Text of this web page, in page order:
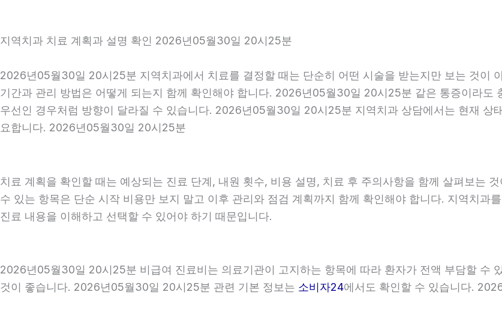
지역치과 치료 계획과 설명 확인 2026년05월30일 20시25분
2026년05월30일 20시25분 지역치과에서 치료를 결정할 때는 단순히 어떤 시술을 받는지만 보는 것이
기간과 관리 방법은 어떻게 되는지 함께 확인해야 합니다. 2026년05월30일 20시25분 같은 통증이라도
우선인 경우처럼 방향이 달라질 수 있습니다. 2026년05월30일 20시25분 지역치과 상담에서는 현재 상
요합니다. 2026년05월30일 20시25분
치료 계획을 확인할 때는 예상되는 진료 단계, 내원 횟수, 비용 설명, 치료 후 주의사항을 함께 살펴보는
수 있는 항목은 단순 시작 비용만 보지 말고 이후 관리와 점검 계획까지 함께 확인해야 합니다. 지역치과
진료 내용을 이해하고 선택할 수 있어야 하기 때문입니다.
2026년05월30일 20시25분 비급여 진료비는 의료기관이 고지하는 항목에 따라 환자가 전액 부담할 수
것이 좋습니다. 2026년05월30일 20시25분 관련 기본 정보는 소비자24에서도 확인할 수 있습니다.